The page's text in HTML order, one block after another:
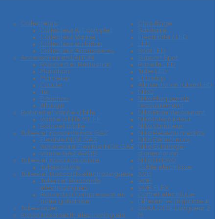
Collecteurs
Collecteur KIT complet
Collecteur Vanne
Collecteur en laiton
Collecteur Accessoires
Accessoires en LAITON
Raccord et Reduction
Manchon
Mamelon
Coude
Te
Bouchon
Allonge
Robinet et vanne à bille
Vanne à bille MF FF
Robinet à bille
Tubes et raccords inox GAZ
Flexible INOX GAZ
Accessoire Flexible INOX GAZ
Vanne GAZ ARGB
Tubes et raccords cuivre
Tubes cuivre
Tubes et Raccords électrozingués
Tubes et Raccords
électrozingués
Racords à compression en
acier galvanisé
Tubes acier
Raccords à sertir électrozingués
Chauffage
Sanitaire
Electricité / LED
LED
Spot LED
Support Spot
Panelle LED
Tube LED
LED strip
Alimentation ruban LED
NIKO
Niko Plaques de
recouvrement
Niko Prise de courant
Niko Interrupteur
Niko Variateur
Niko Réseau médias
Niko Détecteurs
Niko Eclairage
d'orientation
Niko HYDRO
Cable éléctrique
XVB
VOB
VOB FLEX
Coffret éléctrique
Différentiel disjoncteur
GOULOTTE Longueur 2
M